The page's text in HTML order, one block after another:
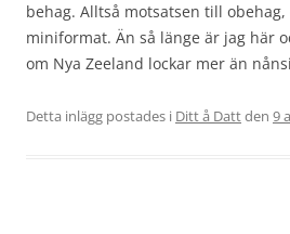
behag. Alltså motsatsen till
miniformat. Än så länge är jag här
om Nya Zeeland lockar mer än
Detta inlägg postades i Ditt å Dattden 9